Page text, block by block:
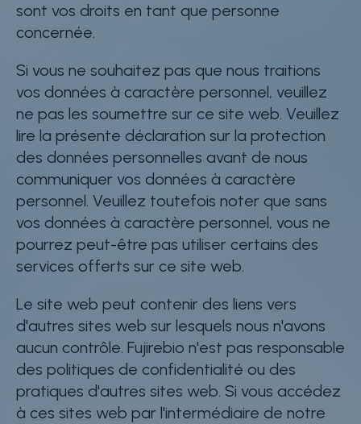
sont vos droits en tant que personne
concernée.
Si vous ne souhaitez pas que nous traitions
vos données à caractère personnel, veuillez
ne pas les soumettre sur ce site web. Veuillez
lire la présente déclaration sur la protection
des données personnelles avant de nous
communiquer vos données à caractère
personnel. Veuillez toutefois noter que sans
vos données à caractère personnel, vous ne
pourrez peut-être pas utiliser certains des
services offerts sur ce site web.
Le site web peut contenir des liens vers
d'autres sites web sur lesquels nous n'avons
aucun contrôle. Fujirebio n'est pas responsable
des politiques de confidentialité ou des
pratiques d'autres sites web. Si vous accédez
à ces sites web par l'intermédiaire de notre